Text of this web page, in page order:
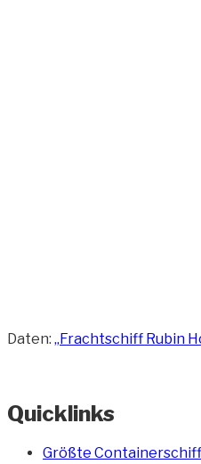
Daten: „Frachtschiff Rubin
Quicklinks
Größte